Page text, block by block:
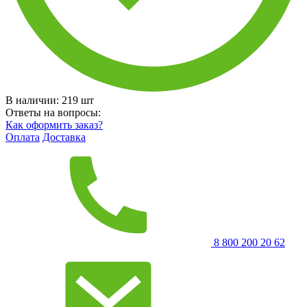
В наличии: 219 шт
Ответы на вопросы:
Как оформить заказ?
Оплата Доставка
8 800 200 20 62